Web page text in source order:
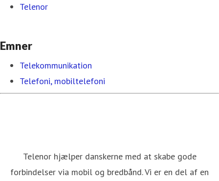
Telenor
Emner
Telekommunikation
Telefoni, mobiltelefoni
Telenor hjælper danskerne med at skabe gode
forbindelser via mobil og bredbånd. Vi er en del af en